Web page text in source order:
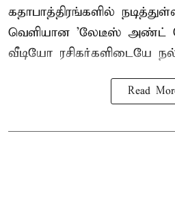
கதாபாத்திரங்களில்
வெளியான 'லேடீஸ் அண்ட்
வீடியோ ரசிகர்களிடையே
Read